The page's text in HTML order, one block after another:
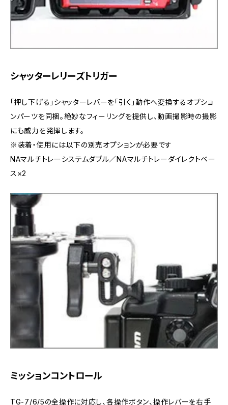
シャッターレリーズトリガー
「押し下げる」シャッターレバーを「引く」動作へ変換するオプショ
ンパーツを同梱。絶妙なフィーリングを提供し、動画撮影時の撮影
にも威力を発揮します。
※装着・使用には以下の別売オプションが必要です
NAマルチトレーシステムダブル／NAマルチトレーダイレクトベー
ス×2
ミッションコントロール
TG-7/6/5の全操作に対応し、各操作ボタン、操作レバーを右手